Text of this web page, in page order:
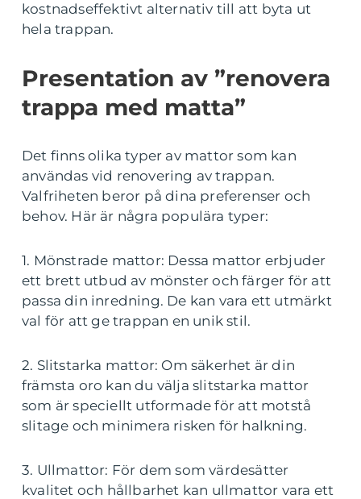
kostnadseffektivt alternativ till att byta ut
hela trappan.
Presentation av ”renovera
trappa med matta”
Det finns olika typer av mattor som kan
användas vid renovering av trappan.
Valfriheten beror på dina preferenser och
behov. Här är några populära typer:
1. Mönstrade mattor: Dessa mattor erbjuder
ett brett utbud av mönster och färger för att
passa din inredning. De kan vara ett utmärkt
val för att ge trappan en unik stil.
2. Slitstarka mattor: Om säkerhet är din
främsta oro kan du välja slitstarka mattor
som är speciellt utformade för att motstå
slitage och minimera risken för halkning.
3. Ullmattor: För dem som värdesätter
kvalitet och hållbarhet kan ullmattor vara ett